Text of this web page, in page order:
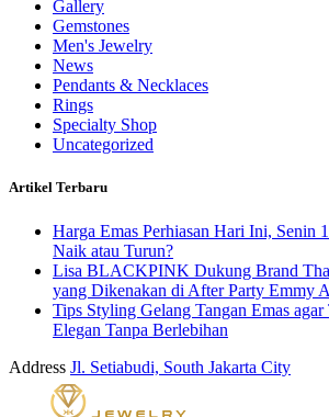
Gallery
Gemstones
Men's Jewelry
News
Pendants & Necklaces
Rings
Specialty Shop
Uncategorized
Artikel Terbaru
Harga Emas Perhiasan Hari Ini, Senin
Naik atau Turun?
Lisa BLACKPINK Dukung Brand
yang Dikenakan di After Party Emmy
Tips Styling Gelang Tangan Emas
Elegan Tanpa Berlebihan
Address Jl. Setiabudi, South Jakarta City